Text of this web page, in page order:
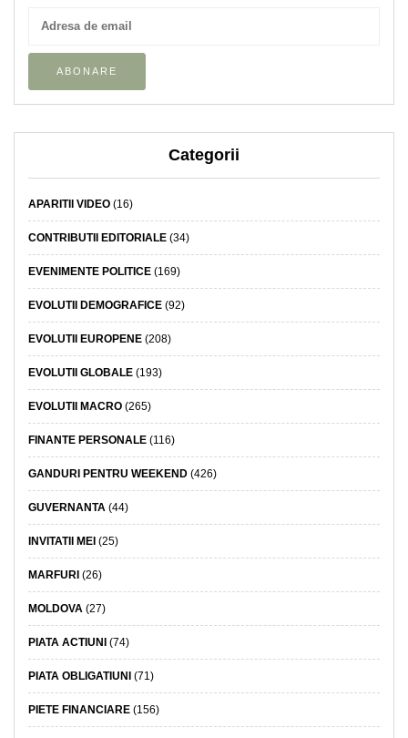
Categorii
APARITII VIDEO (16)
CONTRIBUTII EDITORIALE (34)
EVENIMENTE POLITICE (169)
EVOLUTII DEMOGRAFICE (92)
EVOLUTII EUROPENE (208)
EVOLUTII GLOBALE (193)
EVOLUTII MACRO (265)
FINANTE PERSONALE (116)
GANDURI PENTRU WEEKEND (426)
GUVERNANTA (44)
INVITATII MEI (25)
MARFURI (26)
MOLDOVA (27)
PIATA ACTIUNI (74)
PIATA OBLIGATIUNI (71)
PIETE FINANCIARE (156)